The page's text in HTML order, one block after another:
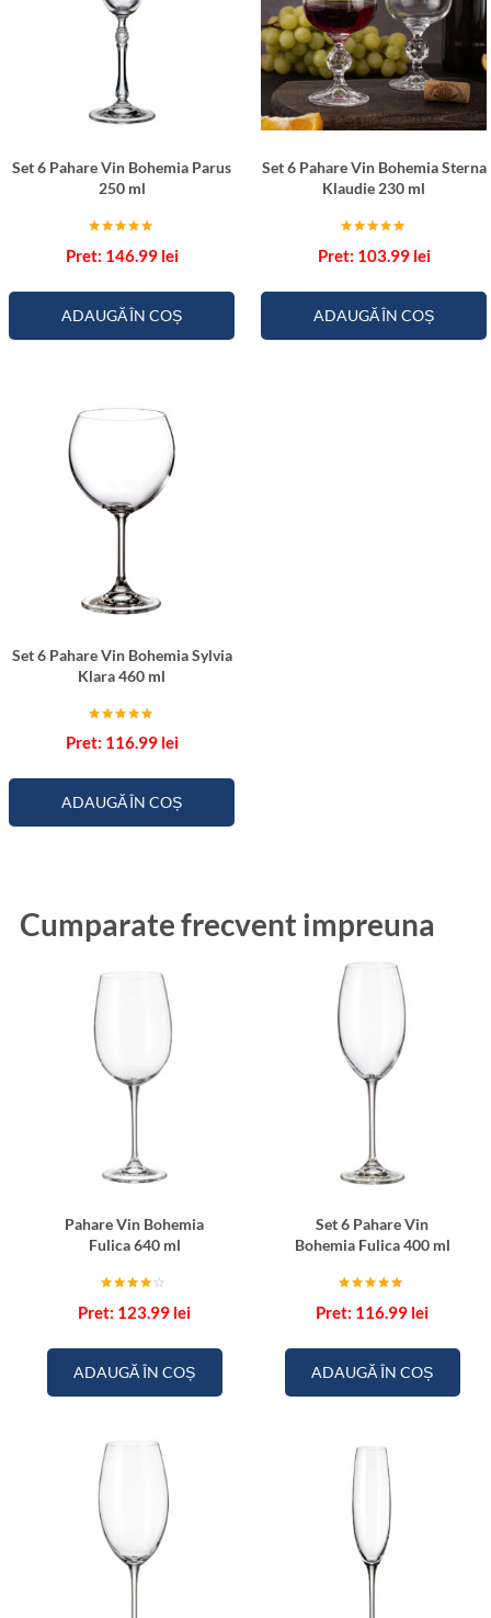
Set 6 Pahare Vin Bohemia Parus
250 ml
5.00
146.99 lei
ADAUGĂ ÎN COȘ
Set 6 Pahare Vin Bohemia Sterna
Klaudie 230 ml
5.00
103.99 lei
ADAUGĂ ÎN COȘ
Set 6 Pahare Vin Bohemia Sylvia
Klara 460 ml
5.00
116.99 lei
ADAUGĂ ÎN COȘ
Cumparate frecvent impreuna
Pahare Vin Bohemia
Fulica 640 ml
la
123.99 lei
ADAUGĂ ÎN COȘ
Set 6 Pahare Vin
Bohemia Fulica 400 ml
5.00
116.99 lei
ADAUGĂ ÎN COȘ